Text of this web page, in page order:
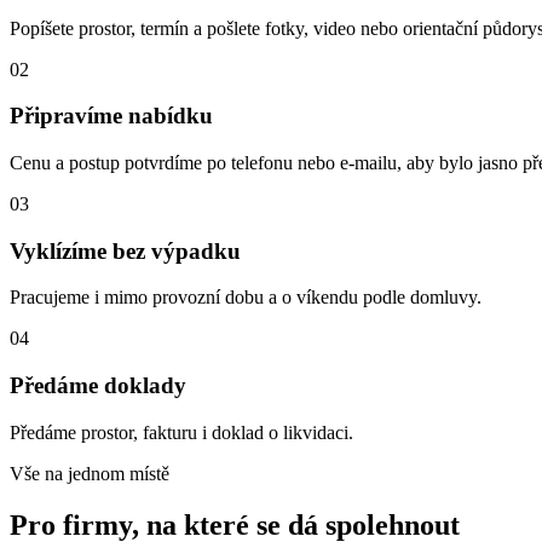
Popíšete prostor, termín a pošlete fotky, video nebo orientační
02
Připravíme nabídku
Cenu a postup potvrdíme po telefonu nebo e-mailu, aby bylo jasno
03
Vyklízíme bez výpadku
Pracujeme i mimo provozní dobu a o víkendu podle domluvy.
04
Předáme doklady
Předáme prostor, fakturu i doklad o likvidaci.
Vše na jednom místě
Pro firmy, na které se dá spolehnout